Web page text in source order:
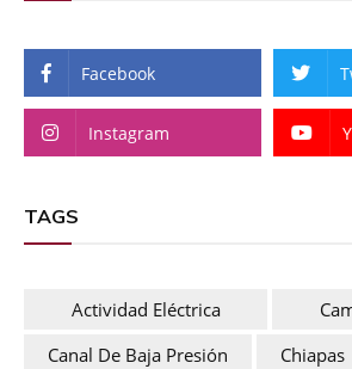
Facebook
Instagram
TAGS
Actividad Eléctrica
Canal De Baja Presión
Chiapas